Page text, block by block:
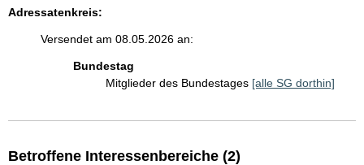
Adressatenkreis:
Versendet am 08.05.2026 an:
Bundestag
Mitglieder des Bundestages [alle SG dorthin]
Betroffene Interessenbereiche (2)